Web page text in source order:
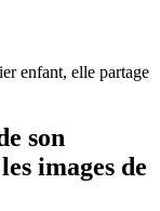
enfant, elle partage
son
images de